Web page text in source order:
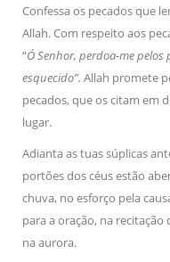
Confessa os pecados que
Allah. Com respeito aos
“Ó Senhor, perdoa-me
esquecido”. Allah promete
pecados, que os citam em
lugar.
Adianta as tuas súplicas
portões dos céus estão
chuva, no esforço pela
para a oração, na
na aurora.